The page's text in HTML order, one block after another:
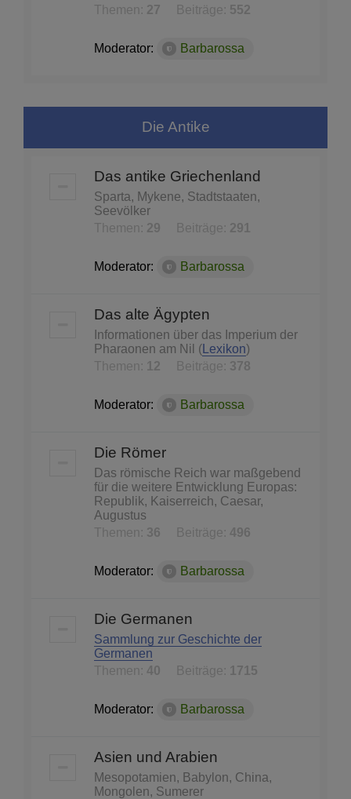
Themen: 27 Beiträge: 552
Moderator: Barbarossa
Die Antike
Das antike Griechenland
Sparta, Mykene, Stadtstaaten,
Seevölker
Themen: 29 Beiträge: 291
Moderator: Barbarossa
Das alte Ägypten
Informationen über das Imperium der
Pharaonen am Nil ( Lexikon)
Themen:
12 Beiträge: 378
Moderator: Barbarossa
Die Römer
Das römische Reich war maßgebend
für die weitere Entwicklung Europas:
Republik, Kaiserreich, Caesar,
Augustus
Themen: 36 Beiträge: 496
Moderator: Barbarossa
Die Germanen
Sammlung zur Geschichte der
Germanen
Themen: 40 Beiträge: 1715
Moderator: Barbarossa
Asien und Arabien
Mesopotamien, Babylon, China,
Mongolen, Sumerer